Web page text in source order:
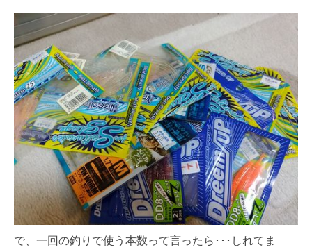
で、一回の釣りで使う本数って言ったら･･･しれてま